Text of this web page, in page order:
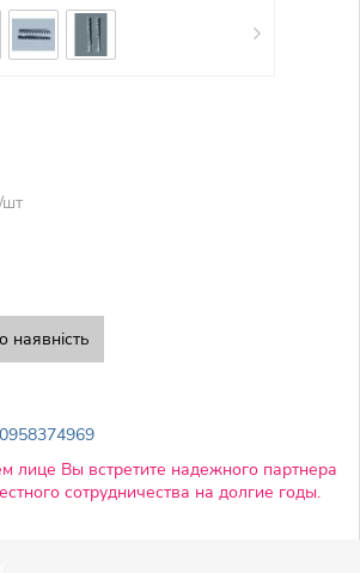
/шт
наявність
лице Вы встретите надежного партнера
сотрудничества на долгие годы.